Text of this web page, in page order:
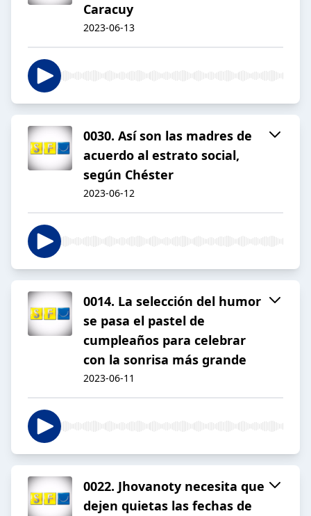
Caracuy
2023-06-13
0030. Así son las madres de
acuerdo al estrato social,
según Chéster
2023-06-12
0014. La selección del humor
se pasa el pastel de
cumpleaños para celebrar
con la sonrisa más grande
2023-06-11
0022. Jhovanoty necesita que
dejen quietas las fechas de